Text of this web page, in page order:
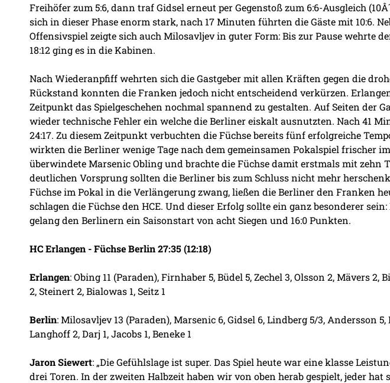
Freihöfer zum 5:6, dann traf Gidsel erneut per Gegenstoß zum 6:6-Ausgleich
sich in dieser Phase enorm stark, nach 17 Minuten führten die Gäste mit 10:6.
Offensivspiel zeigte sich auch Milosavljev in guter Form: Bis zur Pause wehrte
18:12 ging es in die Kabinen.
Nach Wiederanpfiff wehrten sich die Gastgeber mit allen Kräften gegen die
Rückstand konnten die Franken jedoch nicht entscheidend verkürzen.
Zeitpunkt das Spielgeschehen nochmal spannend zu gestalten. Auf Seiten der
wieder technische Fehler ein welche die Berliner eiskalt ausnutzten. Nach 41
24:17. Zu diesem Zeitpunkt verbuchten die Füchse bereits fünf erfolgreiche
wirkten die Berliner wenige Tage nach dem gemeinsamen Pokalspiel frischer
überwindete Marsenic Obling und brachte die Füchse damit erstmals mit zehn
deutlichen Vorsprung sollten die Berliner bis zum Schluss nicht mehr
Füchse im Pokal in die Verlängerung zwang, ließen die Berliner den Franken
schlagen die Füchse den HCE. Und dieser Erfolg sollte ein ganz besonderer
gelang den Berlinern ein Saisonstart von acht Siegen und 16:0 Punkten.
HC Erlangen - Füchse Berlin 27:35 (12:18)
Erlangen: Obing 11 (Paraden), Firnhaber 5, Büdel 5, Zechel 3, Olsson 2, Mävers 2,
2, Steinert 2, Bialowas 1, Seitz 1
Berlin: Milosavljev 13 (Paraden), Marsenic 6, Gidsel 6, Lindberg 5/3, Andersson
Langhoff 2, Darj 1, Jacobs 1, Beneke 1
Jaron Siewert: „Die Gefühlslage ist super. Das Spiel heute war eine klasse
drei Toren. In der zweiten Halbzeit haben wir von oben herab gespielt, jeder hat